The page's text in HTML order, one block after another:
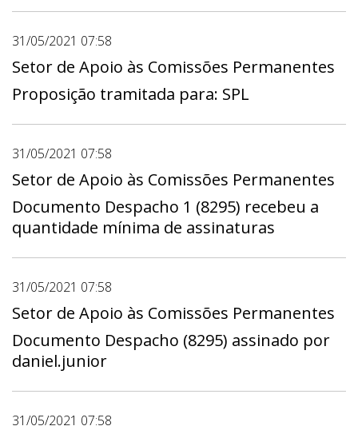
31/05/2021 07:58
Setor de Apoio às Comissões Permanentes
Proposição tramitada para: SPL
31/05/2021 07:58
Setor de Apoio às Comissões Permanentes
Documento Despacho 1 (8295) recebeu a
quantidade mínima de assinaturas
31/05/2021 07:58
Setor de Apoio às Comissões Permanentes
Documento Despacho (8295) assinado por
daniel.junior
31/05/2021 07:58